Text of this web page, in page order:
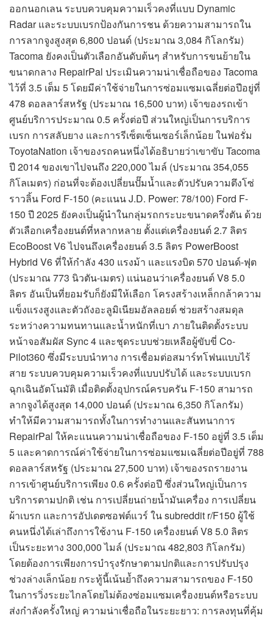
ออกนอกเลน ระบบควบคุมความเร็วคงที่แบบ Dynamic
Radar และระบบเบรกป้องกันการชน ด้วยความสามารถใน
การลากจูงสูงสุด 6,800 ปอนด์ (ประมาณ 3,084 กิโลกรัม)
Tacoma ยังคงเป็นตัวเลือกอันดับต้นๆ สำหรับการขนย้ายใน
ขนาดกลาง RepairPal ประเมินความน่าเชื่อถือของ Tacoma
ไว้ที่ 3.5 เต็ม 5 โดยมีค่าใช้จ่ายในการซ่อมแซมเฉลี่ยต่อปีอยู่ที่
478 ดอลลาร์สหรัฐ (ประมาณ 16,500 บาท) เจ้าของรถเข้า
ศูนย์บริการประมาณ 0.5 ครั้งต่อปี ส่วนใหญ่เป็นการบริการ
เบรก การสลับยาง และการรีเซ็ตเซ็นเซอร์เล็กน้อย ในฟอรั่ม
ToyotaNation เจ้าของรถคนหนึ่งได้อธิบายว่าเขาขับ Tacoma
ปี 2014 ของเขาไปจนถึง 220,000 ไมล์ (ประมาณ 354,055
กิโลเมตร) ก่อนที่จะต้องเปลี่ยนปั๊มน้ำและตัวปรับความตึงโซ่
ราวลิ้น Ford F-150 (คะแนน J.D. Power: 78/100) Ford F-
150 ปี 2025 ยังคงเป็นผู้นำในกลุ่มรถกระบะขนาดครึ่งตัน ด้วย
ตัวเลือกเครื่องยนต์ที่หลากหลาย ตั้งแต่เครื่องยนต์ 2.7 ลิตร
EcoBoost V6 ไปจนถึงเครื่องยนต์ 3.5 ลิตร PowerBoost
Hybrid V6 ที่ให้กำลัง 430 แรงม้า และแรงบิด 570 ปอนด์-ฟุต
(ประมาณ 773 นิวตัน-เมตร) แน่นอนว่าเครื่องยนต์ V8 5.0
ลิตร อันเป็นที่ยอมรับก็ยังมีให้เลือก โครงสร้างเหล็กกล้าความ
แข็งแรงสูงและตัวถังอะลูมิเนียมอัลลอยด์ ช่วยสร้างสมดุล
ระหว่างความทนทานและน้ำหนักที่เบา ภายในติดตั้งระบบ
หน้าจอสัมผัส Sync 4 และชุดระบบช่วยเหลือผู้ขับขี่ Co-
Pilot360 ซึ่งมีระบบนำทาง การเชื่อมต่อสมาร์ทโฟนแบบไร้
สาย ระบบควบคุมความเร็วคงที่แบบปรับได้ และระบบเบรก
ฉุกเฉินอัตโนมัติ เมื่อติดตั้งอุปกรณ์ครบครัน F-150 สามารถ
ลากจูงได้สูงสุด 14,000 ปอนด์ (ประมาณ 6,350 กิโลกรัม)
ทำให้มีความสามารถทั้งในการทำงานและสันทนาการ
RepairPal ให้คะแนนความน่าเชื่อถือของ F-150 อยู่ที่ 3.5 เต็ม
5 และคาดการณ์ค่าใช้จ่ายในการซ่อมแซมเฉลี่ยต่อปีอยู่ที่ 788
ดอลลาร์สหรัฐ (ประมาณ 27,500 บาท) เจ้าของรถรายงาน
การเข้าศูนย์บริการเพียง 0.6 ครั้งต่อปี ซึ่งส่วนใหญ่เป็นการ
บริการตามปกติ เช่น การเปลี่ยนถ่ายน้ำมันเครื่อง การเปลี่ยน
ผ้าเบรก และการอัปเดตซอฟต์แวร์ ใน subreddit r/F150 ผู้ใช้
คนหนึ่งได้เล่าถึงการใช้งาน F-150 เครื่องยนต์ V8 5.0 ลิตร
เป็นระยะทาง 300,000 ไมล์ (ประมาณ 482,803 กิโลกรัม)
โดยต้องการเพียงการบำรุงรักษาตามปกติและการปรับปรุง
ช่วงล่างเล็กน้อย กระทู้นี้เน้นย้ำถึงความสามารถของ F-150
ในการวิ่งระยะไกลโดยไม่ต้องซ่อมแซมเครื่องยนต์หรือระบบ
ส่งกำลังครั้งใหญ่ ความน่าเชื่อถือในระยะยาว: การลงทุนที่คุ้ม